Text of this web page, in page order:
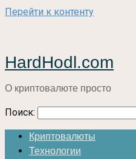
Перейти к контенту
HardHodl.com
О криптовалюте просто
Поиск:
Криптовалюты
Технологии